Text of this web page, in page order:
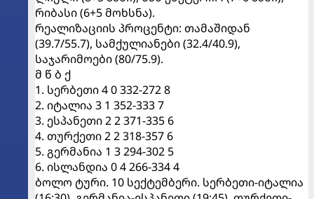
რიბასი (6+5 მოხსნა).
რეალიზაციის პროცენტი: თამაშიდან
(39.7/55.7), სამქულიანები (32.4/40.9),
საჯარიმოები (80/75.9).
მ წ ბ ქ
1. სერბეთი 4 0 332-272 8
2. იტალია 3 1 352-333 7
3. ესპანეთი 2 2 371-335 6
4. თურქეთი 2 2 318-357 6
5. გერმანია 1 3 294-302 5
6. ისლანდია 0 4 266-334 4
ბოლო ტური. 10 სექტემბერი. სერბეთი-იტალია